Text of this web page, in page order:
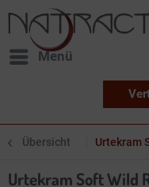
Menü
Übersicht Urtekram
Urtekram Soft Wild